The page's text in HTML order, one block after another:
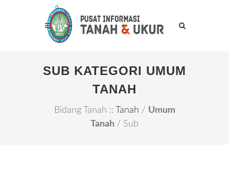
SUB KATEGORI UMUM
TANAH
Bidang Tanah :: Tanah / Umum
Tanah / Sub